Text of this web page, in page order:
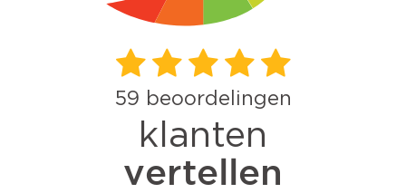
59 beoordelingen
klanten
vertellen